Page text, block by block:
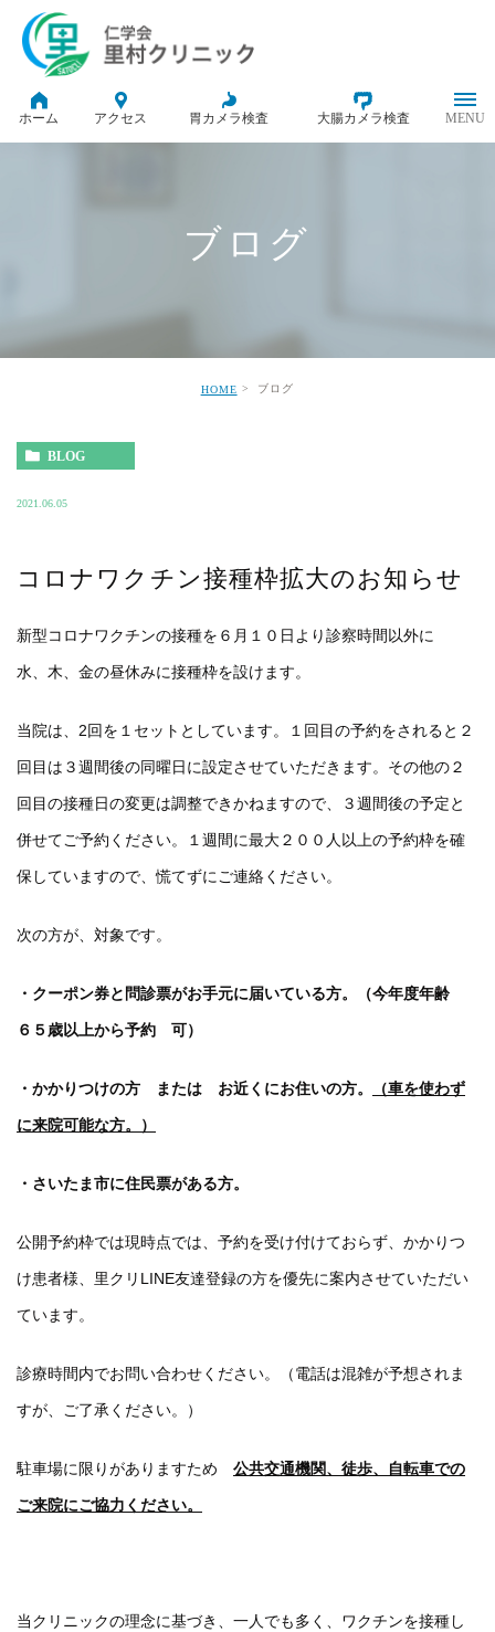
ホーム アクセス 胃カメラ検査 大腸カメラ検査
ブログ
HOME ブログ
BLOG
2021.06.05
コロナワクチン接種枠拡大のお知らせ
新型コロナワクチンの接種を６月１０日より診察時間以外に
水、木、金の昼休みに接種枠を設けます。
当院は、2回を１セットとしています。１回目の予約をされると２
回目は３週間後の同曜日に設定させていただきます。その他の２
回目の接種日の変更は調整できかねますので、３週間後の予定と
併せてご予約ください。１週間に最大２００人以上の予約枠を確
保していますので、慌てずにご連絡ください。
次の方が、対象です。
・クーポン券と問診票がお手元に届いている方。（今年度年齢
６５歳以上から予約 可）
・かかりつけの方 または お近くにお住いの方。 （車を使わず
に来院可能な方。）
・さいたま市に住民票がある方。
公開予約枠では現時点では、予約を受け付けておらず、かかりつ
け患者様、里クリLINE友達登録の方を優先に案内させていただい
ています。
診療時間内でお問い合わせください。（電話は混雑が予想されま
すが、ご了承ください。）
駐車場に限りがありますため 公共交通機関、徒歩、自転車での
ご来院にご協力ください。
当クリニックの理念に基づき、一人でも多く、ワクチンを接種し